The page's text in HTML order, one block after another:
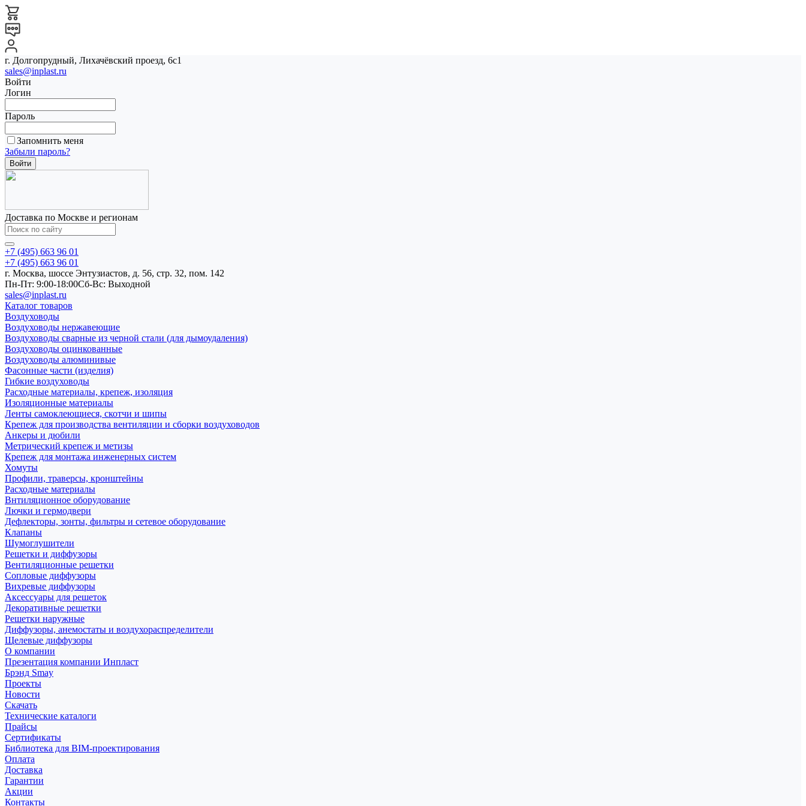
г. Долгопрудный, Лихачёвский проезд, 6с1
sales@inplast.ru
Войти
Логин
Пароль
Запомнить меня
Забыли пароль?
Доставка по Москве и регионам
+7 (495) 663 96 01
+7 (495) 663 96 01
г. Москва, шоссе Энтузиастов, д. 56, стр. 32, пом. 142
Пн-Пт: 9:00-18:00Cб-Вс: Выходной
sales@inplast.ru
Каталог товаров
Воздуховоды
Воздуховоды нержавеющие
Воздуховоды сварные из черной стали (для дымоудаления)
Воздуховоды оцинкованные
Воздуховоды алюминивые
Фасонные части (изделия)
Гибкие воздуховоды
Расходные материалы, крепеж, изоляция
Изоляционные материалы
Ленты самоклеющиеся, скотчи и шипы
Крепеж для производства вентиляции и сборки воздуховодов
Анкеры и дюбили
Метрический крепеж и метизы
Крепеж для монтажа инженерных систем
Хомуты
Профили, траверсы, кронштейны
Расходные материалы
Внтиляционное оборудование
Лючки и гермодвери
Дефлекторы, зонты, фильтры и сетевое оборудование
Клапаны
Шумоглушители
Решетки и диффузоры
Вентиляционные решетки
Сопловые диффузоры
Вихревые диффузоры
Аксессуары для решеток
Декоративные решетки
Решетки наружные
Диффузоры, анемостаты и воздухораспределители
Щелевые диффузоры
О компании
Презентация компании Инпласт
Брэнд Smay
Проекты
Новости
Скачать
Технические каталоги
Прайсы
Сертификаты
Библиотека для BIM-проектирования
Оплата
Доставка
Гарантии
Акции
Контакты